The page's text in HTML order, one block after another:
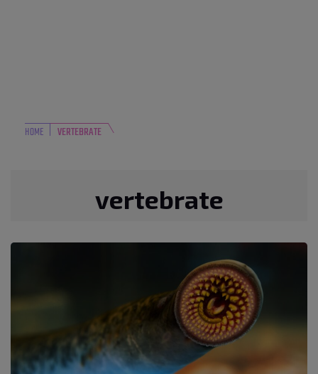
HOME VERTEBRATE
vertebrate